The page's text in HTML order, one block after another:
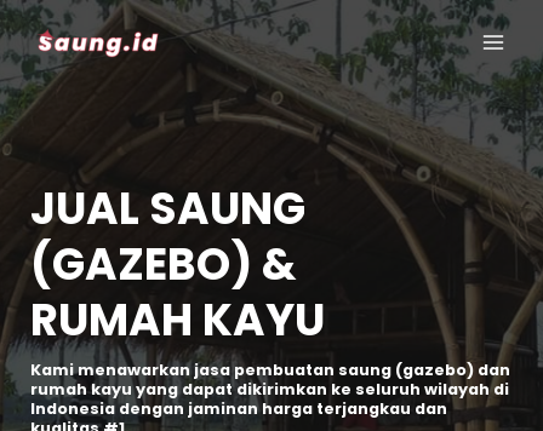
JUAL SAUNG
(GAZEBO) &
RUMAH KAYU
Kami menawarkan jasa pembuatan saung (gazebo) dan
rumah kayu yang dapat dikirimkan ke seluruh wilayah di
Indonesia dengan jaminan harga terjangkau dan